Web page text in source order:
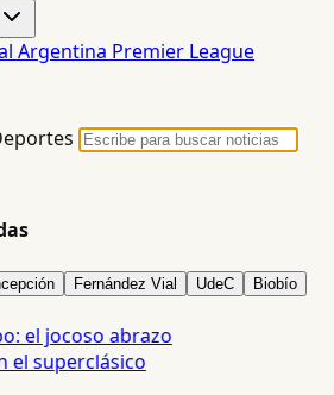
Argentina Premier League
Fernández Vial UdeC Biobío
el jocoso abrazo
el superclásico